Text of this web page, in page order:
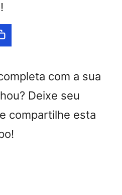
com a sua
Deixe seu
compartilhe esta